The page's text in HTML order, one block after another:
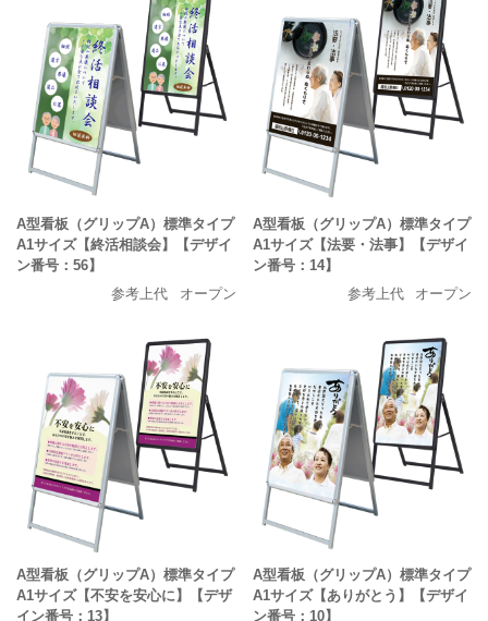
A型看板（グリップA）標準タイプ
A1サイズ【終活相談会】【デザイ
ン番号：56】
参考上代
オープン
A型看板（グリップA）標準タイプ
A1サイズ【法要・法事】【デザイ
ン番号：14】
参考上代
オープン
A型看板（グリップA）標準タイプ
A1サイズ【不安を安心に】【デザ
イン番号：13】
A型看板（グリップA）標準タイプ
A1サイズ【ありがとう】【デザイ
ン番号：10】